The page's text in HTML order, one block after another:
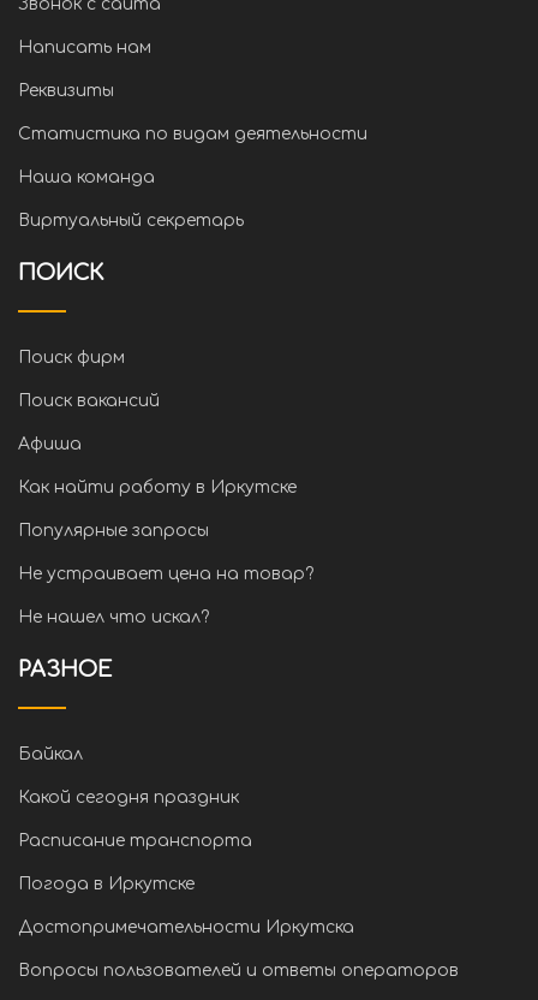
Звонок с сайта
Написать нам
Реквизиты
Статистика по видам деятельности
Наша команда
Виртуальный секретарь
ПОИСК
Поиск фирм
Поиск вакансий
Афиша
Как найти работу в Иркутске
Популярные запросы
Не устраивает цена на товар?
Не нашел что искал?
РАЗНОЕ
Байкал
Какой сегодня праздник
Расписание транспорта
Погода в Иркутске
Достопримечательности Иркутска
Вопросы пользователей и ответы операторов